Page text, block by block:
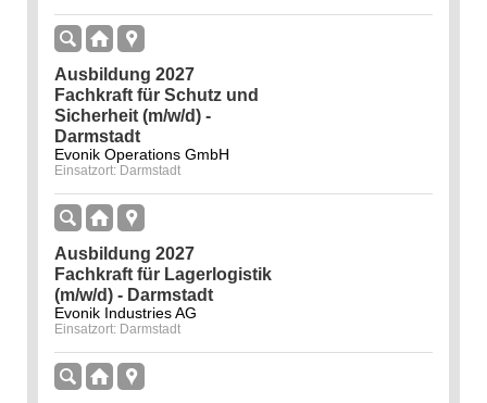
Ausbildung 2027
Fachkraft für Schutz und
Sicherheit (m/w/d) -
Darmstadt
Evonik Operations GmbH
Einsatzort: Darmstadt
Ausbildung 2027
Fachkraft für Lagerlogistik
(m/w/d) - Darmstadt
Evonik Industries AG
Einsatzort: Darmstadt